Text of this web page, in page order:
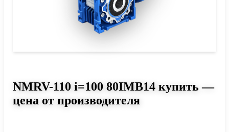
NMRV-110 i=100 80IMB14 купить —
цена от производителя